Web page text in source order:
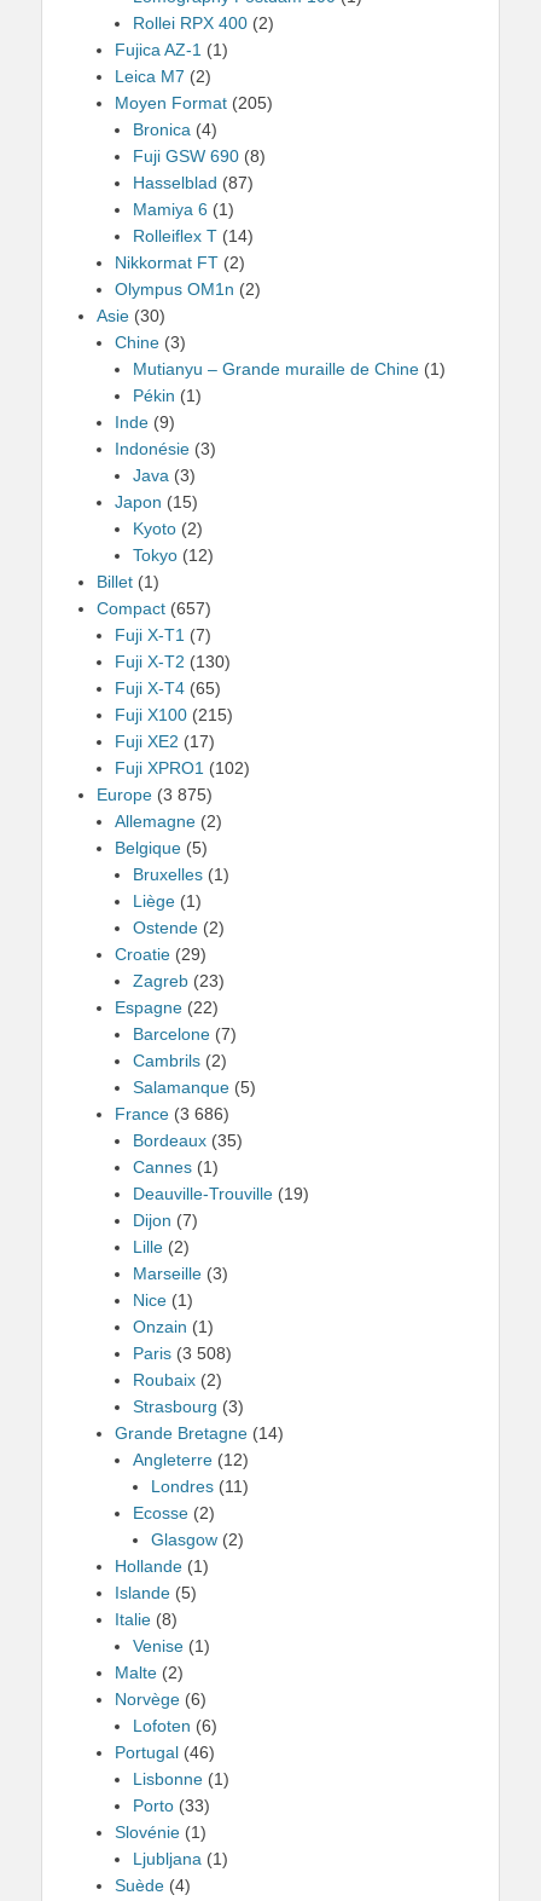
Rollei RPX 400 (2)
Fujica AZ-1 (1)
Leica M7 (2)
Moyen Format (205)
Bronica (4)
Fuji GSW 690 (8)
Hasselblad (87)
Mamiya 6 (1)
Rolleiflex T (14)
Nikkormat FT (2)
Olympus OM1n (2)
Asie (30)
Chine (3)
Mutianyu – Grande muraille de Chine (1)
Pékin (1)
Inde (9)
Indonésie (3)
Java (3)
Japon (15)
Kyoto (2)
Tokyo (12)
Billet (1)
Compact (657)
Fuji X-T1 (7)
Fuji X-T2 (130)
Fuji X-T4 (65)
Fuji X100 (215)
Fuji XE2 (17)
Fuji XPRO1 (102)
Europe (3 875)
Allemagne (2)
Belgique (5)
Bruxelles (1)
Liège (1)
Ostende (2)
Croatie (29)
Zagreb (23)
Espagne (22)
Barcelone (7)
Cambrils (2)
Salamanque (5)
France (3 686)
Bordeaux (35)
Cannes (1)
Deauville-Trouville (19)
Dijon (7)
Lille (2)
Marseille (3)
Nice (1)
Onzain (1)
Paris (3 508)
Roubaix (2)
Strasbourg (3)
Grande Bretagne (14)
Angleterre (12)
Londres (11)
Ecosse (2)
Glasgow (2)
Hollande (1)
Islande (5)
Italie (8)
Venise (1)
Malte (2)
Norvège (6)
Lofoten (6)
Portugal (46)
Lisbonne (1)
Porto (33)
Slovénie (1)
Ljubljana (1)
Suède (4)